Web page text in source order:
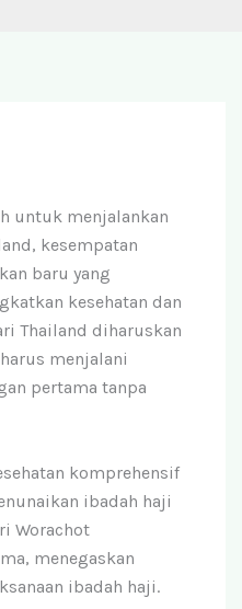
untuk menjalankan
kesempatan
baru yang
kesehatan dan
Thailand diharuskan
menjalani
pertama tanpa
komprehensif
ibadah haji
Worachot
menegaskan
ibadah haji.